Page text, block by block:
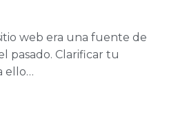
web era una fuente de
pasado. Clarificar tu
ello…